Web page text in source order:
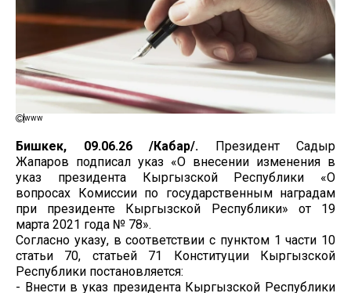
www
Бишкек, 09.06.26 /Кабар/. Президент Садыр
Жапаров подписал указ «О внесении изменения в
указ президента Кыргызской Республики «О
вопросах Комиссии по государственным наградам
при президенте Кыргызской Республики» от 19
марта 2021 года № 78».
Согласно указу, в соответствии с пунктом 1 части 10
статьи 70, статьей 71 Конституции Кыргызской
Республики постановляется:
- Внести в указ президента Кыргызской Республики